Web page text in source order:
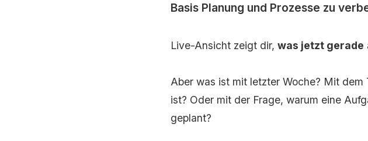
Basis Planung und Prozesse zu
Live-Ansicht zeigt dir, was jetzt gerade
Aber was ist mit letzter Woche? Mit
ist? Oder mit der Frage, warum eine
geplant?